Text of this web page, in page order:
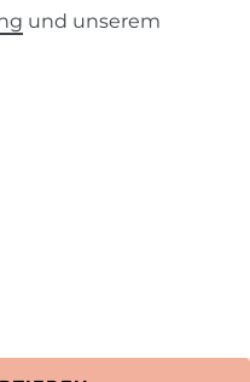
und unserem